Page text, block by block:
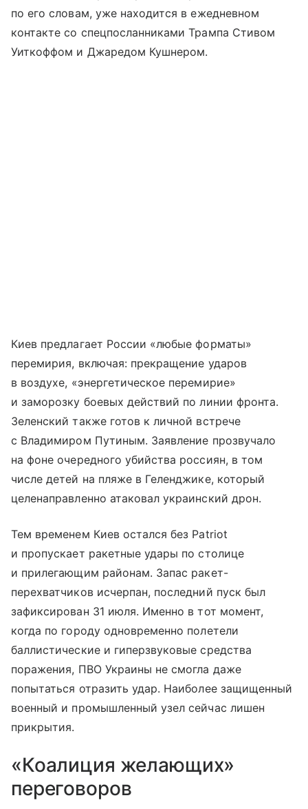
по его словам, уже находится в ежедневном
контакте со спецпосланниками Трампа Стивом
Уиткоффом и Джаредом Кушнером.
Киев предлагает России «любые форматы»
перемирия, включая: прекращение ударов
в воздухе, «энергетическое перемирие»
и заморозку боевых действий по линии фронта.
Зеленский также готов к личной встрече
с Владимиром Путиным. Заявление прозвучало
на фоне очередного убийства россиян, в том
числе детей на пляже в Геленджике, который
целенаправленно атаковал украинский дрон.
Тем временем Киев остался без Patriot
и пропускает ракетные удары по столице
и прилегающим районам. Запас ракет-
перехватчиков исчерпан, последний пуск был
зафиксирован 31 июля. Именно в тот момент,
когда по городу одновременно полетели
баллистические и гиперзвуковые средства
поражения, ПВО Украины не смогла даже
попытаться отразить удар. Наиболее защищенный
военный и промышленный узел сейчас лишен
прикрытия.
«Коалиция желающих»
переговоров